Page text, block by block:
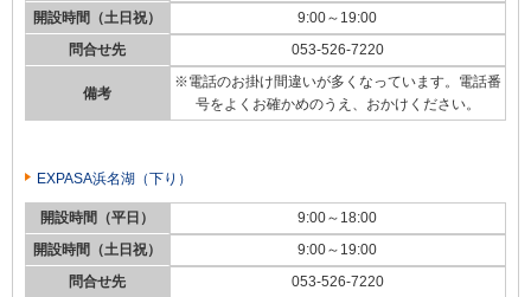
開設時間（土日祝）
9:00～19:00
問合せ先
053-526-7220
備考
※電話のお掛け間違いが多くなっています。電話番
号をよくお確かめのうえ、おかけください。
EXPASA浜名湖（下り）
開設時間（平日）
9:00～18:00
開設時間（土日祝）
9:00～19:00
問合せ先
053-526-7220